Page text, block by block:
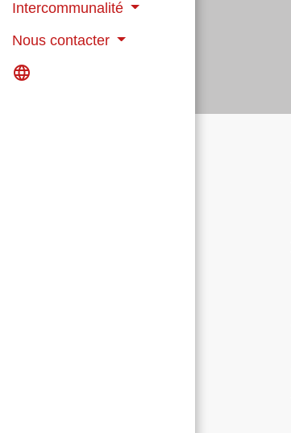
Intercommunalité
Nous contacter
language